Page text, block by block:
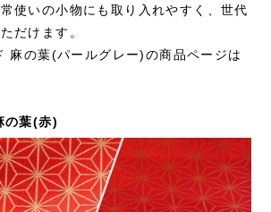
使いの小物にも取り入れやすく、世代
だけます。
麻の葉(パールグレー)の商品ページは
の葉(赤)